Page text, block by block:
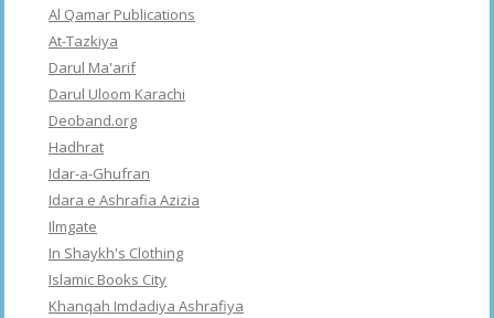
Al Qamar Publications
At-Tazkiya
Darul Ma'arif
Darul Uloom Karachi
Deoband.org
Hadhrat
Idar-a-Ghufran
Idara e Ashrafia Azizia
Ilmgate
In Shaykh's Clothing
Islamic Books City
Khanqah Imdadiya Ashrafiya